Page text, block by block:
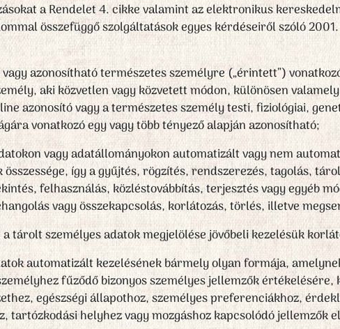
a Rendelet 4. cikke valamint az elektronikus
összefüggő szolgáltatások egyes kérdéseiről szóló
azonosítható természetes személyre („érintett”)
aki közvetlen vagy közvetett módon, különösen
azonosító vagy a természetes személy testi, fiziológiai,
vonatkozó egy vagy több tényező alapján azonosítható;
vagy adatállományokon automatizált vagy nem
így a gyűjtés, rögzítés, rendszerezés, tagolás,
felhasználás, közléstovábbítás, terjesztés vagy egyéb
vagy összekapcsolás, korlátozás, törlés, illetve
tárolt személyes adatok megjelölése jövőbeli kezelésük
automatizált kezelésének bármely olyan formája,
fűződő bizonyos személyes jellemzők
egészségi állapothoz, személyes preferenciákhoz,
tartózkodási helyhez vagy mozgáshoz kapcsolódó jellemzők